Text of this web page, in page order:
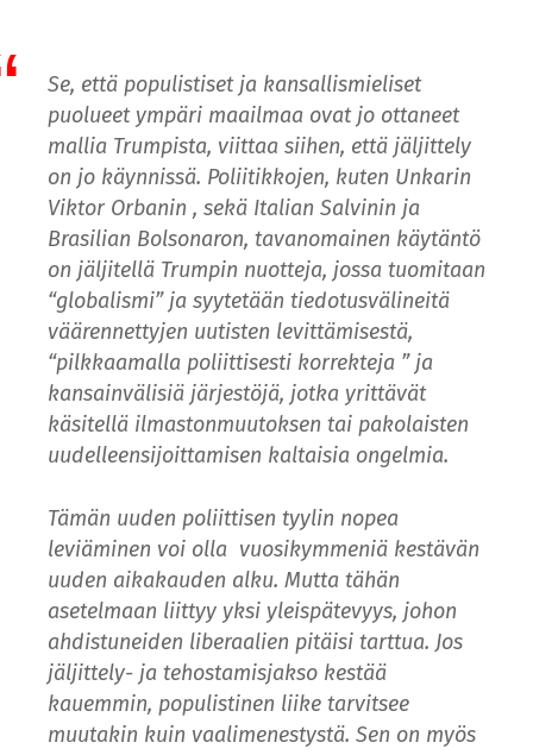
Se, että populistiset ja kansallismieliset
puolueet ympäri maailmaa ovat jo ottaneet
mallia Trumpista, viittaa siihen, että jäljittely
on jo käynnissä. Poliitikkojen, kuten Unkarin
Viktor Orbanin , sekä Italian Salvinin ja
Brasilian Bolsonaron, tavanomainen käytäntö
on jäljitellä Trumpin nuotteja, jossa tuomitaan
“globalismi” ja syytetään tiedotusvälineitä
väärennettyjen uutisten levittämisestä,
“pilkkaamalla poliittisesti korrekteja ” ja
kansainvälisiä järjestöjä, jotka yrittävät
käsitellä ilmastonmuutoksen tai pakolaisten
uudelleensijoittamisen kaltaisia ongelmia.
Tämän uuden poliittisen tyylin nopea
leviäminen voi olla vuosikymmeniä kestävän
uuden aikakauden alku. Mutta tähän
asetelmaan liittyy yksi yleispätevyys, johon
ahdistuneiden liberaalien pitäisi tarttua. Jos
jäljittely- ja tehostamisjakso kestää
kauemmin, populistinen liike tarvitsee
muutakin kuin vaalimenestystä. Sen on myös